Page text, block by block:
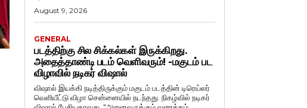
August 9, 2026
GENERAL
படத்திற்கு சில சிக்கல்கள் இருக்கிறது.
அதைத்தாண்டி படம் வெளிவரும்! -மகுடம் பட
விழாவில் நடிகர் விஷால்
விஷால் இயக்கி நடித்திருக்கும் மகுடம் படத்தின் டிரெய்லர்
வெளியீட்டு விழா சென்னையில் நடந்தது. நிகழ்வில் நடிகர்